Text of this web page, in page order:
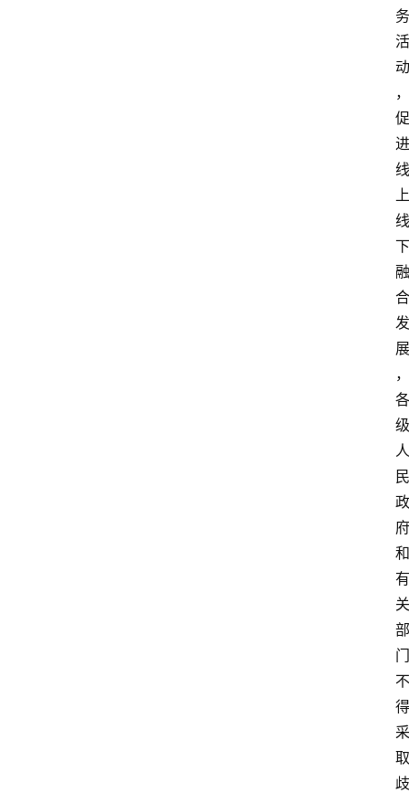
务
活
动
，
促
进
线
上
线
下
融
合
发
展
，
各
级
人
民
政
府
和
有
关
部
门
不
得
采
取
歧